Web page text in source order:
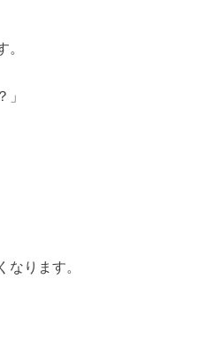
。
」
なります。